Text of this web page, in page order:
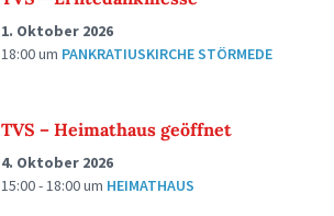
1. Oktober 2026
18:00um PANKRATIUSKIRCHE STÖRMEDE
TVS – Heimathaus geöffnet
4. Oktober 2026
15:00 - 18:00um HEIMATHAUS